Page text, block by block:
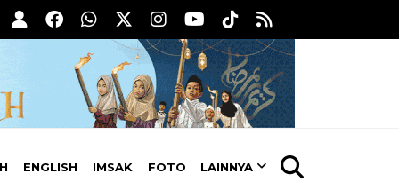
ENGLISH IMSAK FOTO LAINNYA